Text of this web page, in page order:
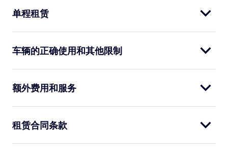
单程租赁
车辆的正确使用和其他限制
额外费用和服务
租赁合同条款